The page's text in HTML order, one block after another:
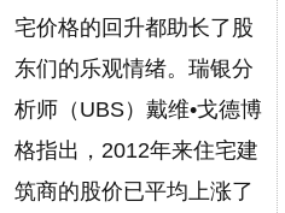
宅价格的回升都助长了股
东们的乐观情绪。瑞银分
析师（UBS）戴维•戈德博
格指出，2012年来住宅建
筑商的股价已平均上涨了